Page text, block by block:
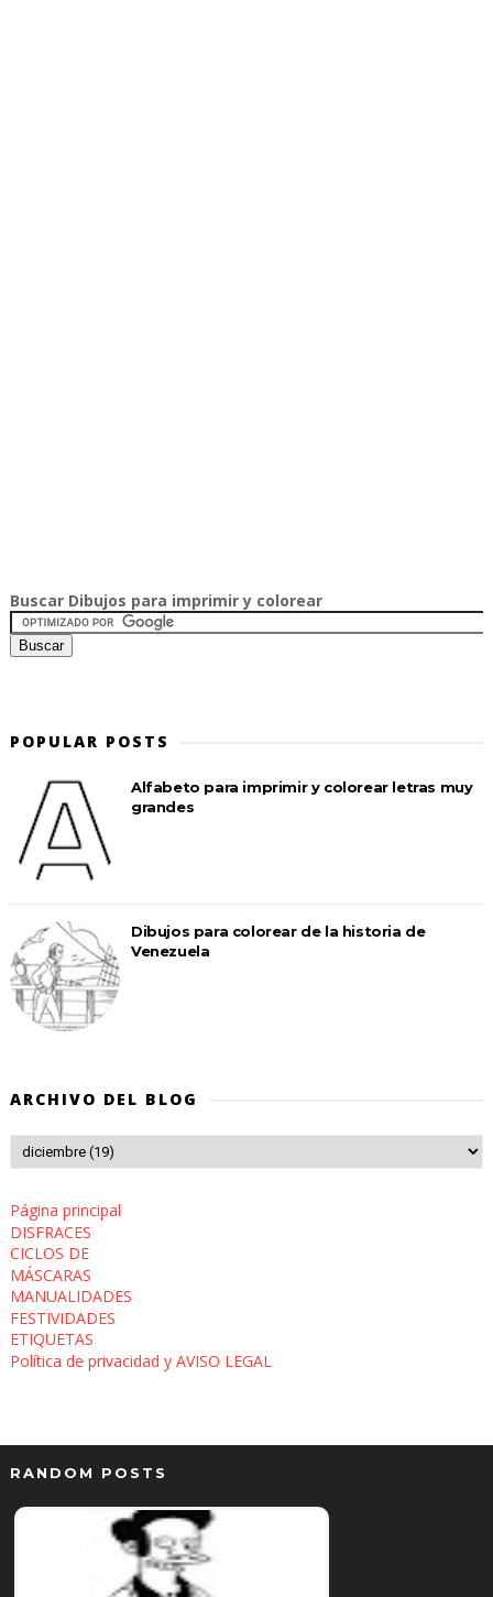
Buscar Dibujos para imprimir y colorear
POPULAR POSTS
Alfabeto para imprimir y colorear letras muy
grandes
Dibujos para colorear de la historia de
Venezuela
ARCHIVO DEL BLOG
Página principal
DISFRACES
CICLOS DE
MÁSCARAS
MANUALIDADES
FESTIVIDADES
ETIQUETAS
Política de privacidad y AVISO LEGAL
RANDOM POSTS